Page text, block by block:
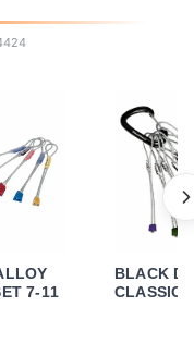
7-11
BLACK
CLASSIC